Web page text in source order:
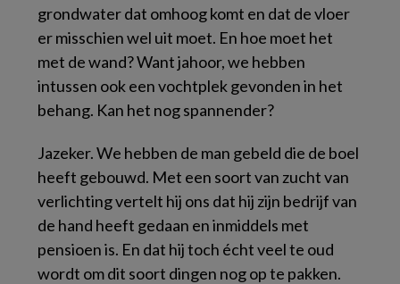
grondwater dat omhoog komt en dat de vloer
er misschien wel uit moet. En hoe moet het
met de wand? Want jahoor, we hebben
intussen ook een vochtplek gevonden in het
behang. Kan het nog spannender?
Jazeker. We hebben de man gebeld die de boel
heeft gebouwd. Met een soort van zucht van
verlichting vertelt hij ons dat hij zijn bedrijf van
de hand heeft gedaan en inmiddels met
pensioen is. En dat hij toch écht veel te oud
wordt om dit soort dingen nog op te pakken.